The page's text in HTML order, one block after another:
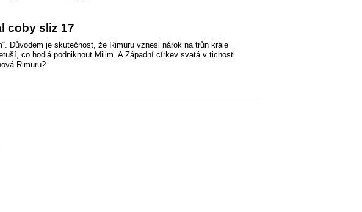
coby sliz 17
Důvodem je skutečnost, že Rimuru vznesl nárok na trůn krále
co hodlá podniknout Milim. A Západní církev svatá v tichosti
Rimuru?